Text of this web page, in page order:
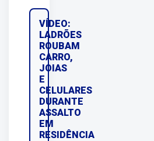
VÍDEO:
LADRÕES
ROUBAM
CARRO,
JOIAS
E
CELULARES
DURANTE
ASSALTO
EM
RESIDÊNCIA